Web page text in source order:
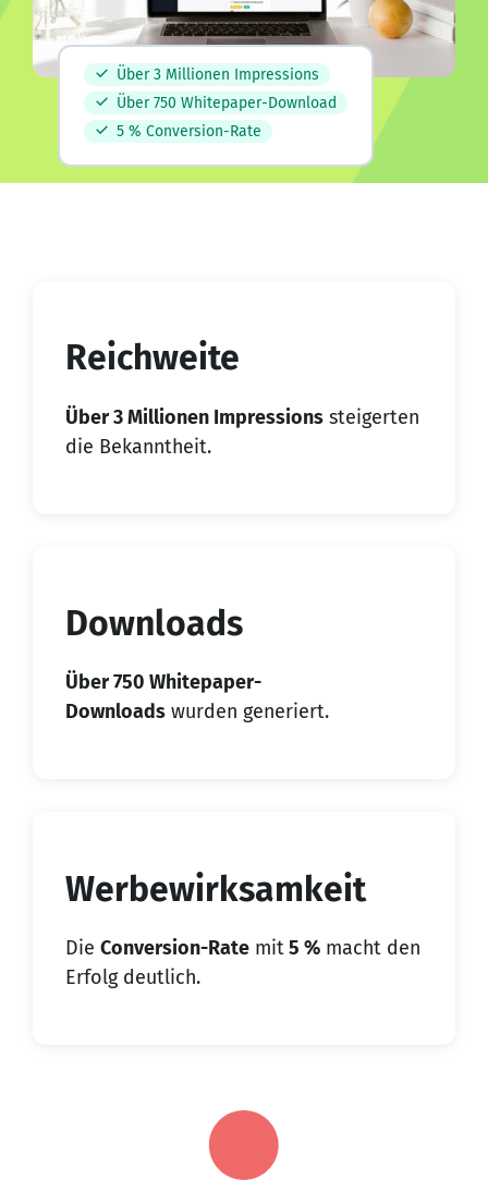
Über 3 Millionen Impressions
Über 750 Whitepaper-Download
5 % Conversion-Rate
Reichweite
Über 3 Millionen Impressions steigerten
die Bekanntheit.
Downloads
Über 750 Whitepaper-
Downloads wurden generiert.
Werbewirksamkeit
Die Conversion-Rate mit5 % macht den
Erfolg deutlich.